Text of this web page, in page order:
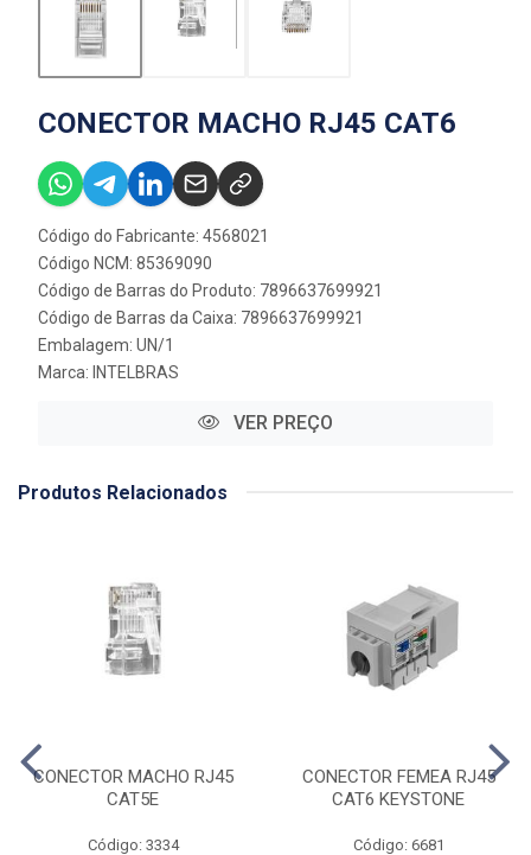
CONECTOR MACHO RJ45 CAT6
Código do Fabricante: 4568021
Código NCM: 85369090
Código de Barras do Produto: 7896637699921
Código de Barras da Caixa: 7896637699921
Embalagem: UN/1
Marca: INTELBRAS
VER PREÇO
Produtos Relacionados
CONECTOR MACHO RJ45
CAT5E
Código: 3334
CONECTOR FEMEA RJ45
CAT6 KEYSTONE
Código: 6681